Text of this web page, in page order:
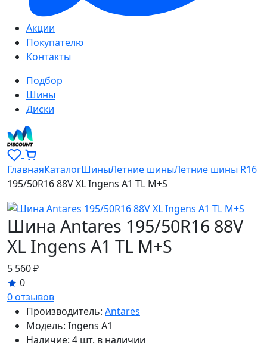
Акции
Покупателю
Контакты
Подбор
Шины
Диски
ГлавнаяКаталогШиныЛетние шиныЛетние шины R16
195/50R16 88V XL Ingens A1 TL M+S
Шина Antares 195/50R16 88V
XL Ingens A1 TL M+S
5 560 ₽
0
0 отзывов
Производитель: Antares
Модель: Ingens A1
Наличие: 4 шт. в наличии